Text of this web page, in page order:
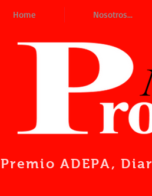
Home Nosotros...
Premio ADEPA,